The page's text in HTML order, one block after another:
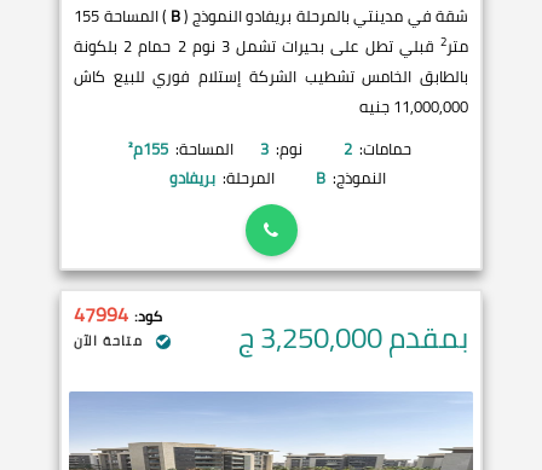
شقة في مدينتي بالمرحلة بريفادو النموذج (B
) المساحة 155
متر2
قبلي تطل على بحيرات تشمل 3 نوم 2 حمام 2 بلكونة
بالطابق الخامس تشطيب الشركة إستلام فوري للبيع كاش
11,000,000 جنيه
حمامات: 2 نوم: 3 المساحة: 155م²
النموذج: B المرحلة: بريفادو
بمقدم 3,250,000 ج كود: 47994
متاحة الآن